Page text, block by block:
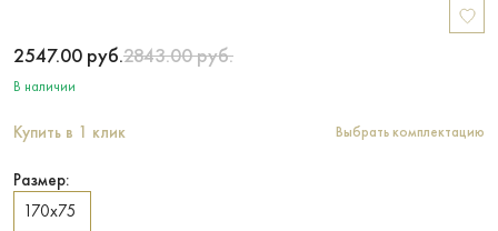
2547.00 руб.2843.00руб.
В наличии
Купить в 1 клик Выбрать комплектацию
Размер:
170х75